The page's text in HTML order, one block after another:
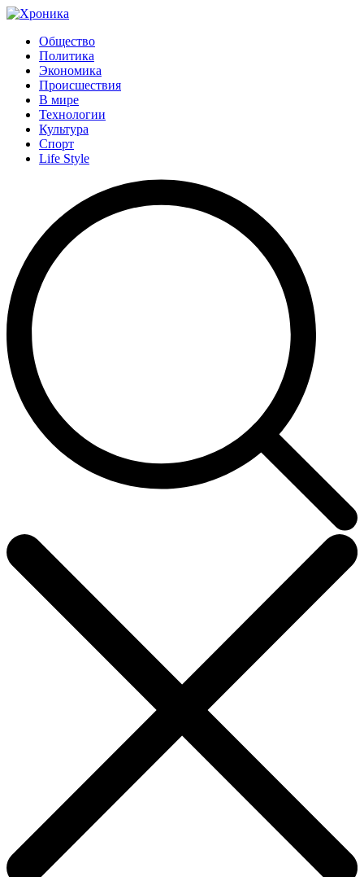
Общество
Политика
Экономика
Происшествия
В мире
Технологии
Культура
Спорт
Life Style